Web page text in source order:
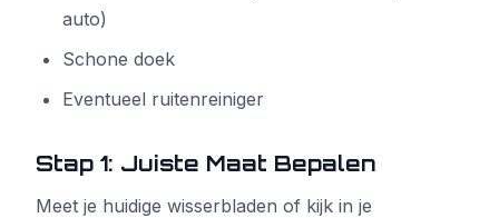
auto)
Schone doek
Eventueel ruitenreiniger
Stap 1: Juiste Maat Bepalen
Meet je huidige wisserbladen of kijk in je